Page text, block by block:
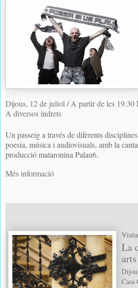
Dijous, 12 de juliol / A partir de les 19.30
A diversos indrets
Un passeig a través de diferents
poesia, música i audiovisuals, amb la
producció mataronina Palau6.
Més informació
La